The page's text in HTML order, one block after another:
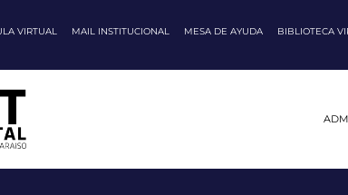
VIRTUAL MAIL INSTITUCIONAL MESA DE AYUDA BIBLIOTECA